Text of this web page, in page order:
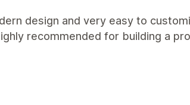
design and very easy to
recommended for building a